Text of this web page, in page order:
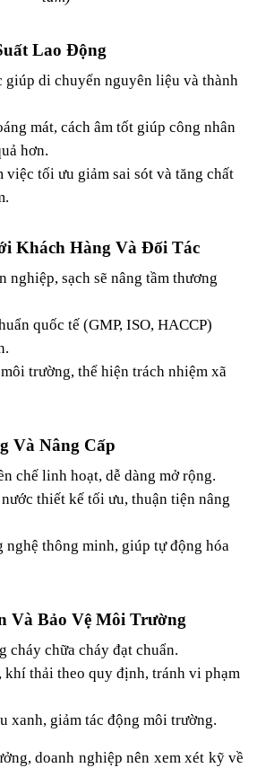
Lao Động
giúp di chuyển nguyên liệu và thành
mát, cách âm tốt giúp công nhân
hơn.
tối ưu giảm sai sót và tăng chất
Khách Hàng Và Đối Tác
nghiệp, sạch sẽ nâng tầm thương
quốc tế (GMP, ISO, HACCP)
trường, thể hiện trách nhiệm xã
Và Nâng Cấp
chế linh hoạt, dễ dàng mở rộng.
thiết kế tối ưu, thuận tiện nâng
nghệ thông minh, giúp tự động hóa
Và Bảo Vệ Môi Trường
cháy chữa cháy đạt chuẩn.
khí thải theo quy định, tránh vi phạm
xanh, giảm tác động môi trường.
doanh nghiệp nên xem xét kỹ về